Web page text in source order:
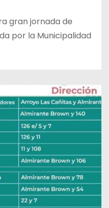
gran jornada de
por la Municipalidad